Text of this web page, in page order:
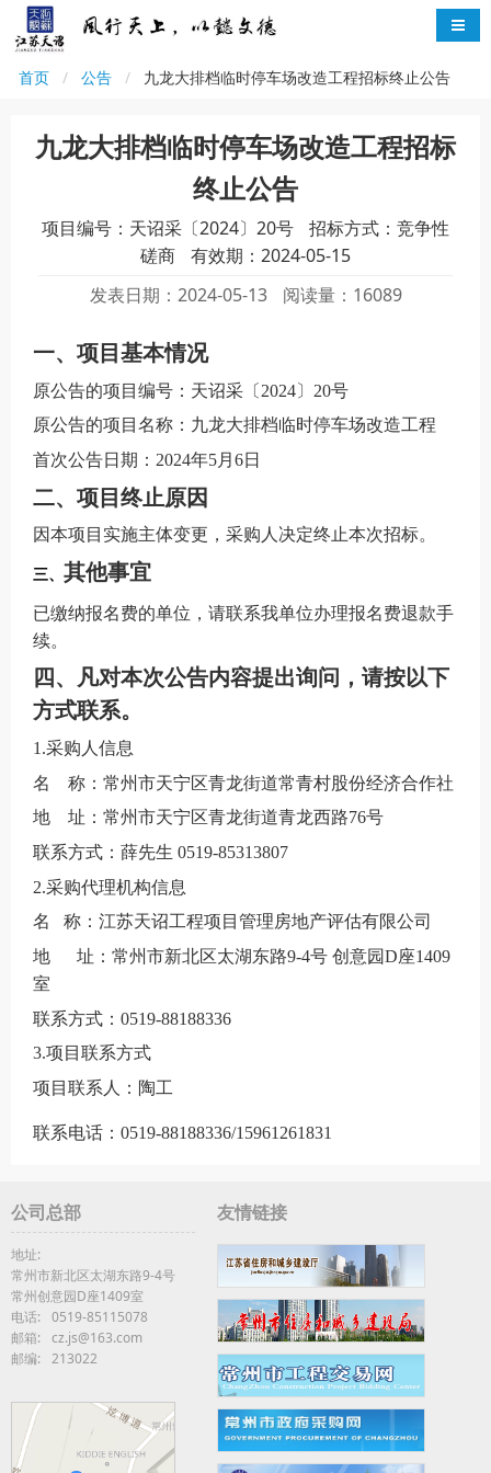
首页 公告 九龙大排档临时停车场改造工程招标终止公告
九龙大排档临时停车场改造工程招标
终止公告
项目编号：天诏采〔2024〕20号
招标方式：竞争性
磋商
有效期：2024-05-15
发表日期：2024-05-13
阅读量：16089
一、项目基本情况
原公告的项目编号： 天诏采〔2024〕20号
原公告的项目名称： 九龙大排档临时停车场改造工程
首次公告日期：2024年5月 6日
二、 项目终止原因
因本项目实施主体变更 ，采购人决定终止本次招标。
三、 其他事宜
已缴纳报名费的单位，请联系我单位办理报名费退款手
续。
四 、凡对本次公告内容提出询问，请按以下
方式联系。
1.采购人信息
名
称： 常州市天宁区青龙街道常青村股份经济合作社
地
址：常州市天宁区青龙街道青龙西路76号
联系方式 ： 薛先生 0519-85313807
2.采购代理机构信息
名
称：江苏天诏工程项目管理房地产评估有限公司
地
址：常州市新北区太湖东路9-4号 创意园D座1409
室
联系方式：0519-88188336
3.项目联系方式
项目联系人： 陶工
联系电话： 0519-88188336/15961261831
公司总部
地址:
常州市新北区太湖东路9-4号
常州创意园D座1409室
电话:
0519-85115078
邮箱:
cz.js@163.com
邮编:
213022
友情链接